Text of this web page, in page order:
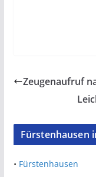
Zeugenaufruf
Fürstenhausen
• Fürstenhausen